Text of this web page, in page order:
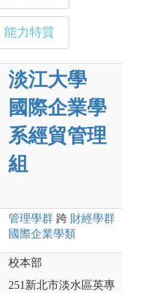
能力特質
淡江大學
國際企業學
系經貿管理
組
管理學群 跨 財經學群
國際企業學類
校本部
251新北市淡水區英專